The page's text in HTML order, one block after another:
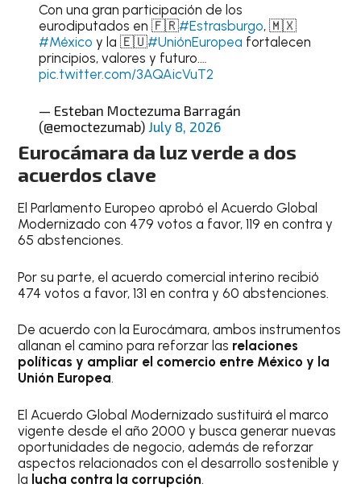
Con una gran participación de los
eurodiputados en 🇫🇷#Estrasburgo, 🇲🇽
#México y la 🇪🇺#UniónEuropea fortalecen
principios, valores y futuro.…
pic.twitter.com/3AQAicVuT2
— Esteban Moctezuma Barragán
(@emoctezumab) July 8, 2026
Eurocámara da luz verde a dos
acuerdos clave
El Parlamento Europeo aprobó el Acuerdo Global
Modernizado con 479 votos a favor, 119 en contra y
65 abstenciones.
Por su parte, el acuerdo comercial interino recibió
474 votos a favor, 131 en contra y 60 abstenciones.
De acuerdo con la Eurocámara, ambos instrumentos
allanan el camino para reforzar las relaciones
políticas y ampliar el comercio entre México y la
Unión Europea.
El Acuerdo Global Modernizado sustituirá el marco
vigente desde el año 2000 y busca generar nuevas
oportunidades de negocio, además de reforzar
aspectos relacionados con el desarrollo sostenible y
la lucha contra la corrupción.